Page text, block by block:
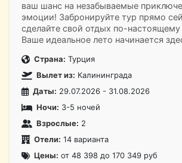
ваш шанс на незабываемые
эмоции! Забронируйте тур прямо
сделайте свой отдых по-
Ваше идеальное лето начинается
Страна: Турция
Вылет из: Калининграда
Даты: 29.07.2026 - 31.08.2026
Ночи: 3-5 ночей
Взрослые: 2
Отели: 14 варианта
Цены: от 48 398 до 170 349 руб